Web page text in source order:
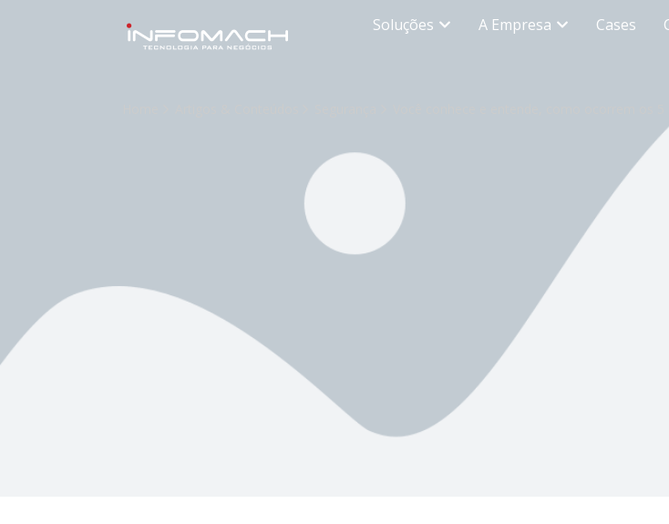
Soluções A Empresa Cases
Você conhece e entende, como ocorrem os